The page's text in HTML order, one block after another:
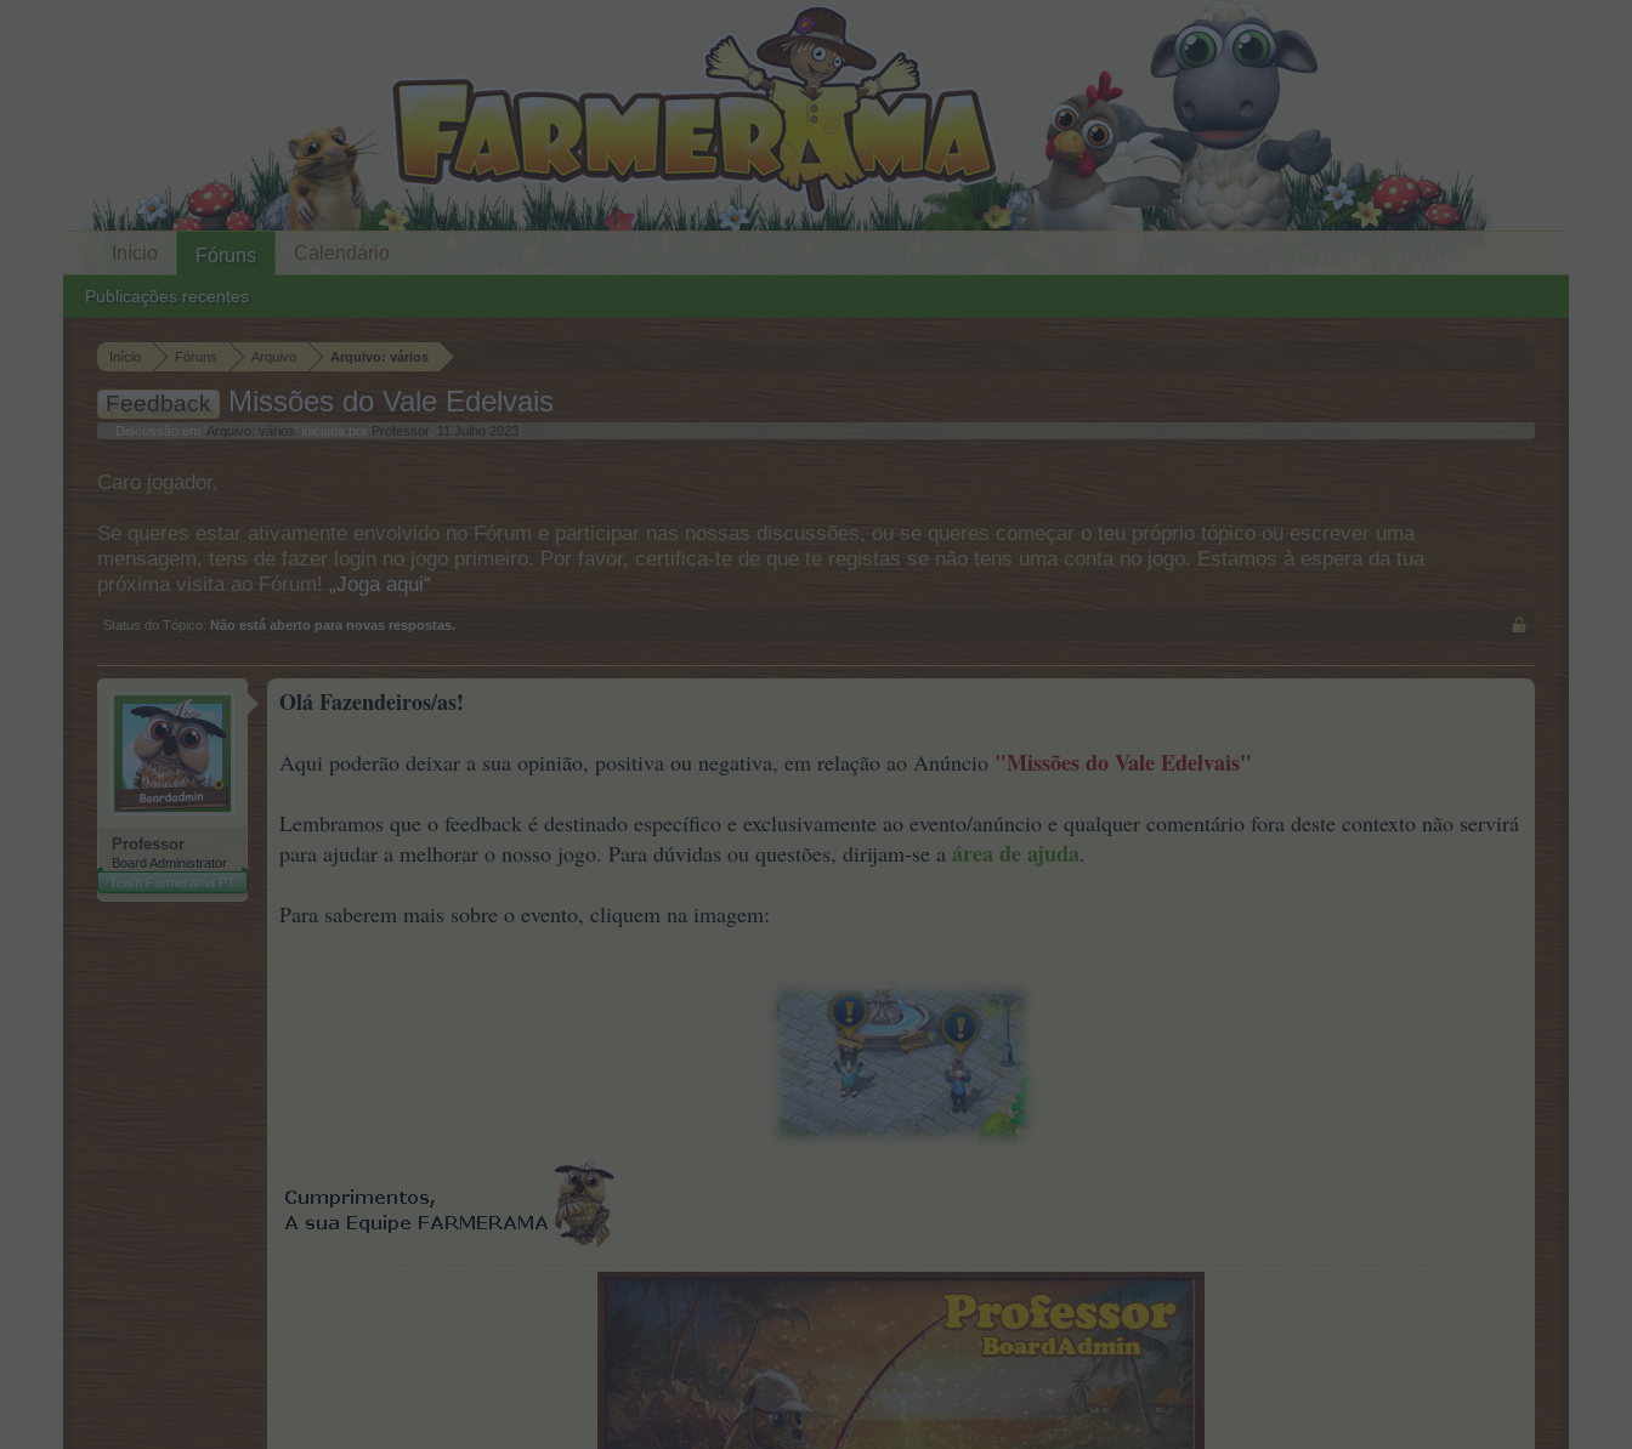
Início Fóruns Arquivo Arquivo: vários
Feedback Missões do Vale Edelvais
Discussão em ' Arquivo: vários ' iniciada por Professor 11 Julho 2023
Caro jogador,
Se queres estar ativamente envolvido no Fórum e participar nas nossas discussões, ou se queres começar o teu próprio tópico ou escrever uma
mensagem, tens de fazer login no jogo primeiro. Por favor, certifica-te de que te registas se não tens uma conta no jogo. Estamos à espera da tua
próxima visita ao Fórum! „Joga aqui“
Status do Tópico: Não está aberto para novas respostas.
Professor
Board Administrator
Team Farmerama PT
Olá Fazendeiros/as!
Aqui poderão deixar a sua opinião, positiva ou negativa, em relação ao Anúncio "Missões do Vale Edelvais"
Lembramos que o feedback é destinado específico e exclusivamente ao evento/anúncio e qualquer comentário fora deste contexto não servirá
para ajudar a melhorar o nosso jogo. Para dúvidas ou questões, dirijam-se a área de ajuda.
Para saberem mais sobre o evento, cliquem na imagem:
Início Fóruns
Publicações recentes
Calendário